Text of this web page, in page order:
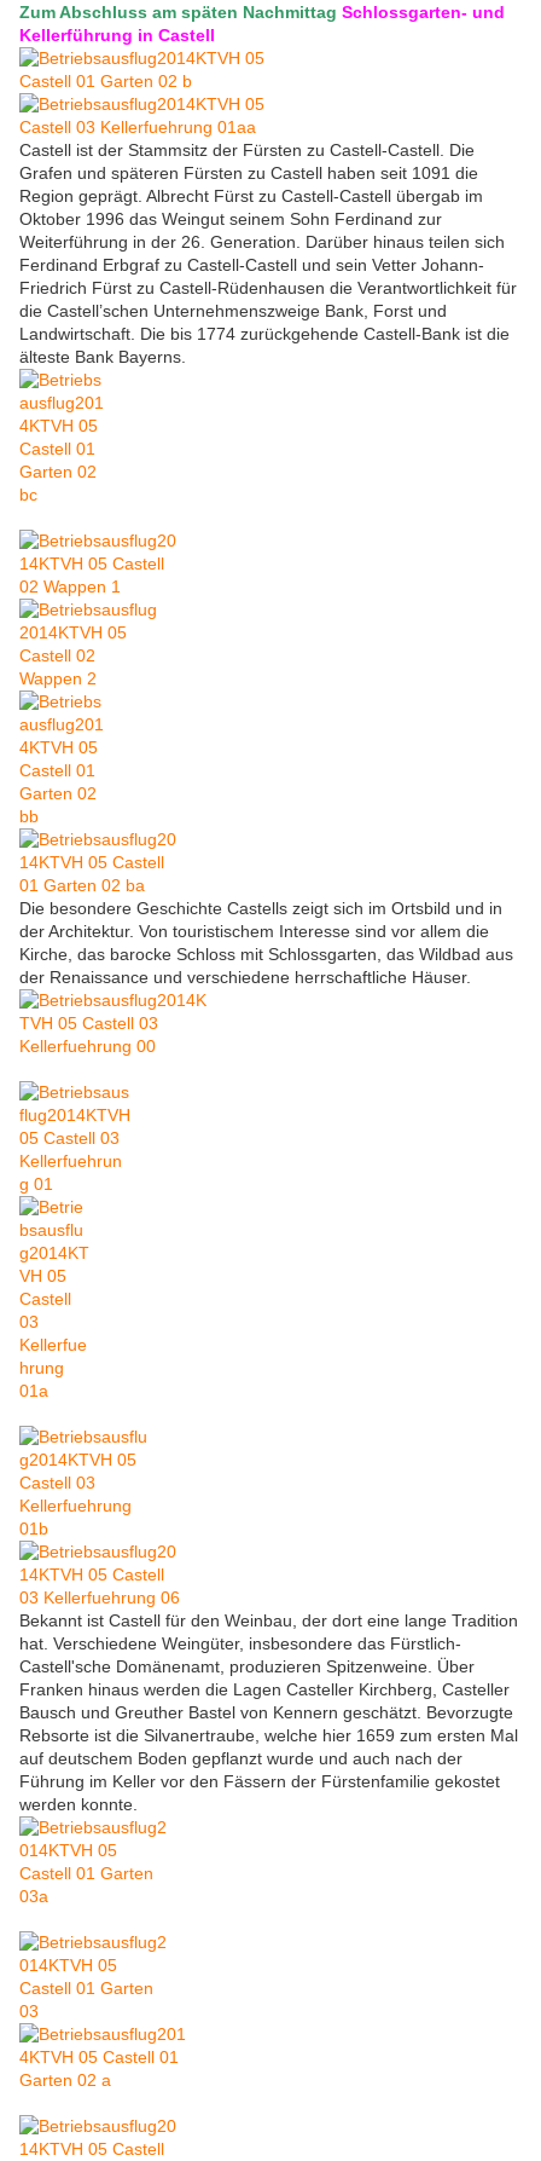
Zum Abschluss am späten Nachmittag Schlossgarten- und
Kellerführung in Castell
Castell ist der Stammsitz der Fürsten zu Castell-Castell. Die
Grafen und späteren Fürsten zu Castell haben seit 1091 die
Region geprägt. Albrecht Fürst zu Castell-Castell übergab im
Oktober 1996 das Weingut seinem Sohn Ferdinand zur
Weiterführung in der 26. Generation. Darüber hinaus teilen sich
Ferdinand Erbgraf zu Castell-Castell und sein Vetter Johann-
Friedrich Fürst zu Castell-Rüdenhausen die Verantwortlichkeit für
die Castell’schen Unternehmenszweige Bank, Forst und
Landwirtschaft. Die bis 1774 zurückgehende Castell-Bank ist die
älteste Bank Bayerns.
Die besondere Geschichte Castells zeigt sich im Ortsbild und in
der Architektur. Von touristischem Interesse sind vor allem die
Kirche, das barocke Schloss mit Schlossgarten, das Wildbad aus
der Renaissance und verschiedene herrschaftliche Häuser.
Bekannt ist Castell für den Weinbau, der dort eine lange Tradition
hat. Verschiedene Weingüter, insbesondere das Fürstlich-
Castell'sche Domänenamt, produzieren Spitzenweine. Über
Franken hinaus werden die Lagen Casteller Kirchberg, Casteller
Bausch und Greuther Bastel von Kennern geschätzt. Bevorzugte
Rebsorte ist die Silvanertraube, welche hier 1659 zum ersten Mal
auf deutschem Boden gepflanzt wurde und auch nach der
Führung im Keller vor den Fässern der Fürstenfamilie gekostet
werden konnte.